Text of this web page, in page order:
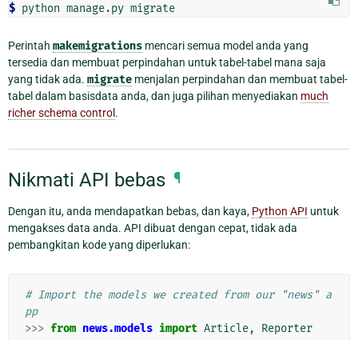
$
Perintah makemigrations mencari semua model anda yang
tersedia dan membuat perpindahan untuk tabel-tabel mana saja
yang tidak ada. migrate menjalan perpindahan dan membuat tabel-
tabel dalam basisdata anda, dan juga pilihan menyediakan much
richer schema control .
Nikmati API bebas ¶
Dengan itu, anda mendapatkan bebas, dan kaya, Python API untuk
mengakses data anda. API dibuat dengan cepat, tidak ada
pembangkitan kode yang diperlukan:
# Import the models we created from our "news" a
pp
>>> from news.models import Article, Reporter